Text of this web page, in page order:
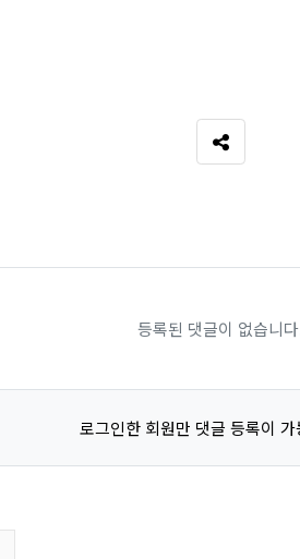
SNS 공유
등록된 댓글이 없습니
로그인한 회원만 댓글 등록이 가